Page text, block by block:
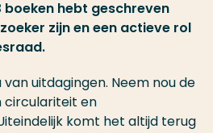
boeken hebt geschreven
zijn en een actieve rol
van uitdagingen. Neem nou de
circulariteit en
komt het altijd terug